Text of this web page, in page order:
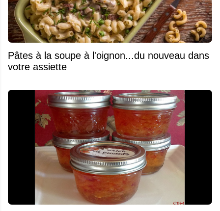
Pâtes à la soupe à l'oignon...du nouveau dans
votre assiette